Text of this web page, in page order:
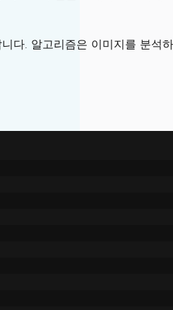
다. 알고리즘은 이미지를 분석